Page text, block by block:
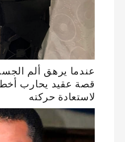
عندما يرهق ألم
قصة عقيد يحارب
لاستعادة حركته